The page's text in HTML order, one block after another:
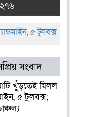
৫ টুলবক্স; এলাকায় চাঞ্চল্য
সংবাদ
খুঁড়তেই মিলল
৫ টুলবক্স;